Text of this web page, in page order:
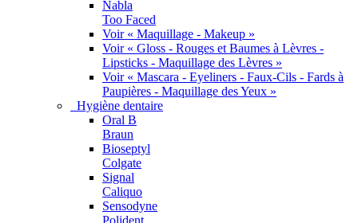
Nabla
Too Faced
Voir « Maquillage - Makeup »
Voir « Gloss - Rouges et Baumes à Lèvres -
Lipsticks - Maquillage des Lèvres »
Voir « Mascara - Eyeliners - Faux-Cils - Fards à
Paupières - Maquillage des Yeux »
Hygiène dentaire
Oral B
Braun
Bioseptyl
Colgate
Signal
Caliquo
Sensodyne
Polident